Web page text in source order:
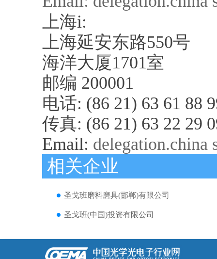
上海i:
上海延安东路550号
海洋大厦1701室
邮编 200001
电话: (86 21) 63 61 88
传真: (86 21) 63 22 29
Email: delegation.china
相关企业
圣戈班磨料磨具(邯郸)有限公司
圣戈班(中国)投资有限公司